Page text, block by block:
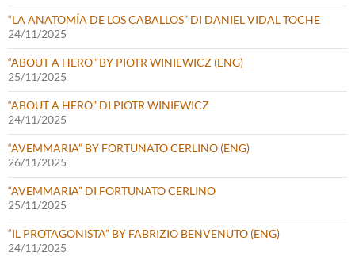
“LA ANATOMÍA DE LOS CABALLOS” DI DANIEL VIDAL TOCHE
24/11/2025
“ABOUT A HERO” BY PIOTR WINIEWICZ (ENG)
25/11/2025
“ABOUT A HERO” DI PIOTR WINIEWICZ
24/11/2025
“AVEMMARIA” BY FORTUNATO CERLINO (ENG)
26/11/2025
“AVEMMARIA” DI FORTUNATO CERLINO
25/11/2025
“IL PROTAGONISTA” BY FABRIZIO BENVENUTO (ENG)
24/11/2025